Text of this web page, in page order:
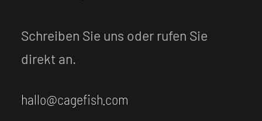
Schreiben Sie uns oder rufen Sie
direkt an.
hallo@cagefish.com